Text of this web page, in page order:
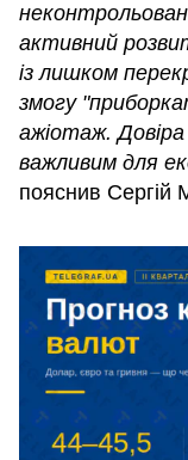
активний
із лишком
змогу
ажіотаж.
важливим для
пояснив Сергій